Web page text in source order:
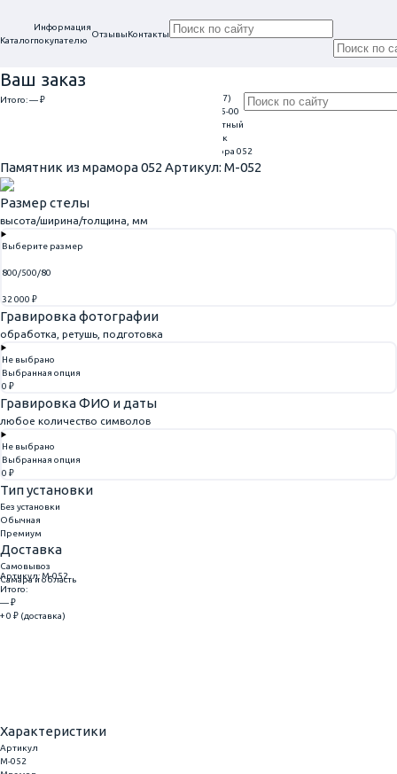
Каталог
Информация
покупателю
ОтзывыКонтакты
Ваш заказ
Итого:— ₽
Проконсультируем
+7 (917)
113-05-00
Обратный
звонок
Памятник из мрамора 052
Памятник из мрамора 052 Артикул: M-052
Размер стелы
высота/ширина/толщина, мм
Выберите размер
800/500/80
32 000 ₽
Гравировка фотографии
обработка, ретушь, подготовка
Не выбрано
Выбранная опция
0 ₽
Гравировка ФИО и даты
любое количество символов
Не выбрано
Выбранная опция
0 ₽
Тип установки
Без установки
Обычная
Премиум
Доставка
Самовывоз
Самара и область
Артикул: M-052
Итого:
— ₽
+ 0 ₽ (доставка)
Характеристики
Артикул
M-052